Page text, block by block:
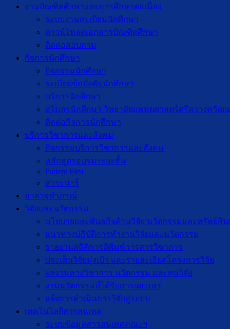
งานบัณฑิตศึกษาเเละการศึกษาต่อเนื่อง
ระบบงานทะเบียนนักศึกษา
ดาวน์โหลดเอกสารบัณฑิตศึกษา
ติดต่อสอบถาม
กิจการนักศึกษา
กิจกรรมนักศึกษา
ระเบียบข้อบังคับนักศึกษา
บริการนักศึกษา
สโมสรนักศึกษา วิทยาลัยแพทยศาสตร์ศรีสวางควัฒน
ติดต่อกิจการนักศึกษา
บริการวิชาการและสังคม
กิจกรรมบริการวิชาการและสังคม
หลักสูตรอบรมระยะสั้น
Patient First
สาระน่ารู้
อาสาจุฬาภรณ์
วิจัยและนวัตกรรม
นโยบายและพันธกิจด้านวิจัย นวัตกรรมและทรัพย์สิ
แนวทางปฏิบัติการทำงานวิจัยและนวัตกรรม
รายงานสถิติการตีพิมพ์วารสารวิชาการ
ประเด็นวิจัยมุ่งเป้า และรายละเอียดโครงการวิจัย
ผลงานทางวิชาการ นวัตกรรม และทุนวิจัย
งานนวัตกรรมที่ได้รับการเผยแพร่
แจ้งการดำเนินการวิจัยสู่ระบบ
เทคโนโลยีสารสนเทศ
ระบบข้อมูลสารสนเทศคณะฯ